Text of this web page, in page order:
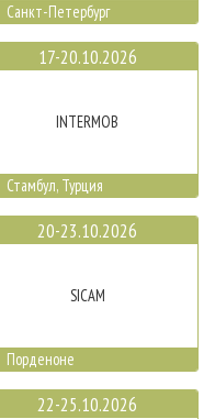
Санкт-Петербург
17-20.10.2026
INTERMOB
Стамбул, Турция
20-23.10.2026
SICAM
Порденоне
22-25.10.2026